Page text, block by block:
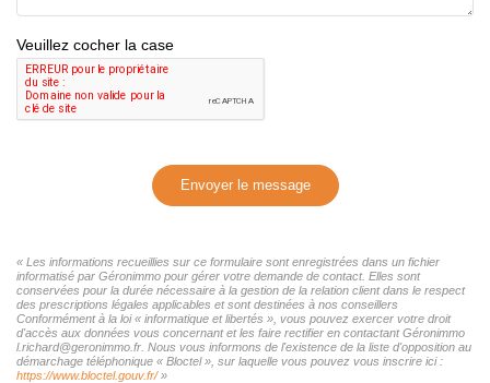
Veuillez cocher la case
Envoyer le message
« Les informations recueillies sur ce formulaire sont enregistrées dans un fichier
informatisé par Géronimmo pour gérer votre demande de contact. Elles sont
conservées pour la durée nécessaire à la gestion de la relation client dans le respect
des prescriptions légales applicables et sont destinées à nos conseillers
Conformément à la loi « informatique et libertés », vous pouvez exercer votre droit
d'accès aux données vous concernant et les faire rectifier en contactant Géronimmo
l.richard@geronimmo.fr. Nous vous informons de l'existence de la liste d'opposition au
démarchage téléphonique « Bloctel », sur laquelle vous pouvez vous inscrire ici :
https://www.bloctel.gouv.fr/»